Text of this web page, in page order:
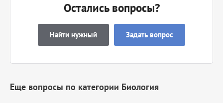
Остались вопросы?
Найти нужный Задать вопрос
Еще вопросы по категории Биология